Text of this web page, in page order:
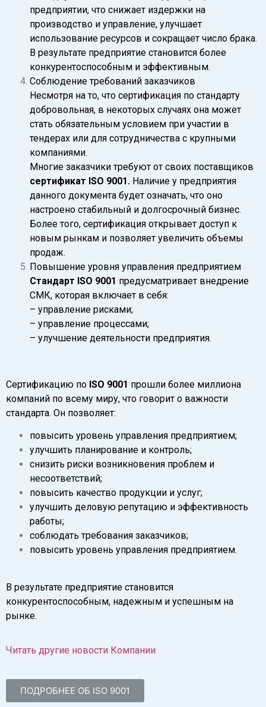
предприятии, что снижает издержки на
производство и управление, улучшает
использование ресурсов и сокращает число брака.
В результате предприятие становится более
конкурентоспособным и эффективным.
Соблюдение требований заказчиков
Несмотря на то, что сертификация по стандарту
добровольная, в некоторых случаях она может
стать обязательным условием при участии в
тендерах или для сотрудничества с крупными
компаниями.
Многие заказчики требуют от своих поставщиков
сертификат ISO 9001. Наличие у предприятия
данного документа будет означать, что оно
настроено стабильный и долгосрочный бизнес.
Более того, сертификация открывает доступ к
новым рынкам и позволяет увеличить объемы
продаж.
Повышение уровня управления предприятием
Стандарт ISO 9001 предусматривает внедрение
СМК, которая включает в себя:
– управление рисками;
– управление процессами;
– улучшение деятельности предприятия.
Сертификацию по ISO 9001 прошли более миллиона
компаний по всему миру, что говорит о важности
стандарта. Он позволяет:
повысить уровень управления предприятием;
улучшить планирование и контроль;
снизить риски возникновения проблем и
несоответствий;
повысить качество продукции и услуг;
улучшить деловую репутацию и эффективность
работы;
соблюдать требования заказчиков;
повысить уровень управления предприятием.
В результате предприятие становится
конкурентоспособным, надежным и успешным на
рынке.
Читать другие новости Компании
ПОДРОБНЕЕ ОБ ISO 9001